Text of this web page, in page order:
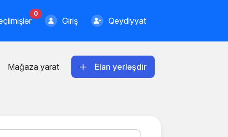
0
Giriş Qeydiyyat
Mağaza yarat Elan yerləşdir